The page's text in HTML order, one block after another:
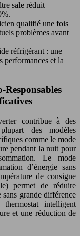
sale réduit
qualifié une fois
problèmes avant
réfrigérant : une
performances et la
contribue à des
des modèles
comme le mode
pendant la nuit pour
Le mode
d’énergie sans
de consigne
permet de réduire
grande différence
intelligent
et une réduction de